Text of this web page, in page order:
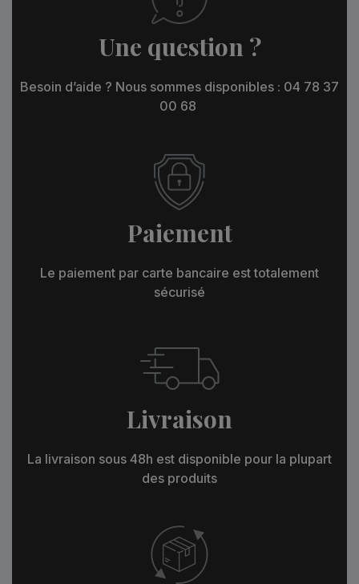
Une question ?
Besoin d’aide ? Nous sommes disponibles : 04 78 37
00 68
Paiement
Le paiement par carte bancaire est totalement
sécurisé
Livraison
La livraison sous 48h est disponible pour la plupart
des produits